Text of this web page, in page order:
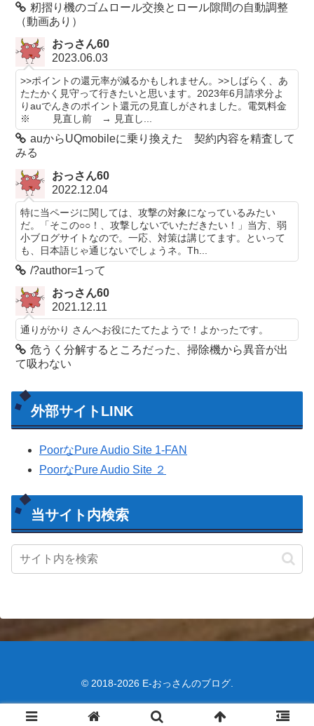
籾摺り機のゴムロール交換とロール隙間の自動調整
（動画あり）
おっさん60
2023.06.03
>>ポイントの還元率が減るかもしれません。>>しばらく、あ
たたかく見守って行きたいと思います。2023年6月請求分よ
りauでんきのポイント還元の見直しがされました。電気料金
※ 見直し前 → 見直し...
auからUQmobileに乗り換えた 契約内容を精査して
みる
おっさん60
2022.12.04
特に当ページに関しては、攻撃の対象になっているみたい
だ。「そこの○○！、攻撃しないでいただきたい！」当方、弱
小ブログサイトなので。一応、対策は講じてます。といって
も、日本語じゃ通じないでしょうネ。Th...
/?author=1って
おっさん60
2021.12.11
通りがかり さんへお役にたてたようで！よかったです。
危うく分解するところだった、掃除機から異音が出
て吸わない
外部サイトLINK
PoorなPure Audio Site 1-FAN
PoorなPure Audio Site ２
当サイト内検索
© 2018-2026 E-おっさんのブログ.